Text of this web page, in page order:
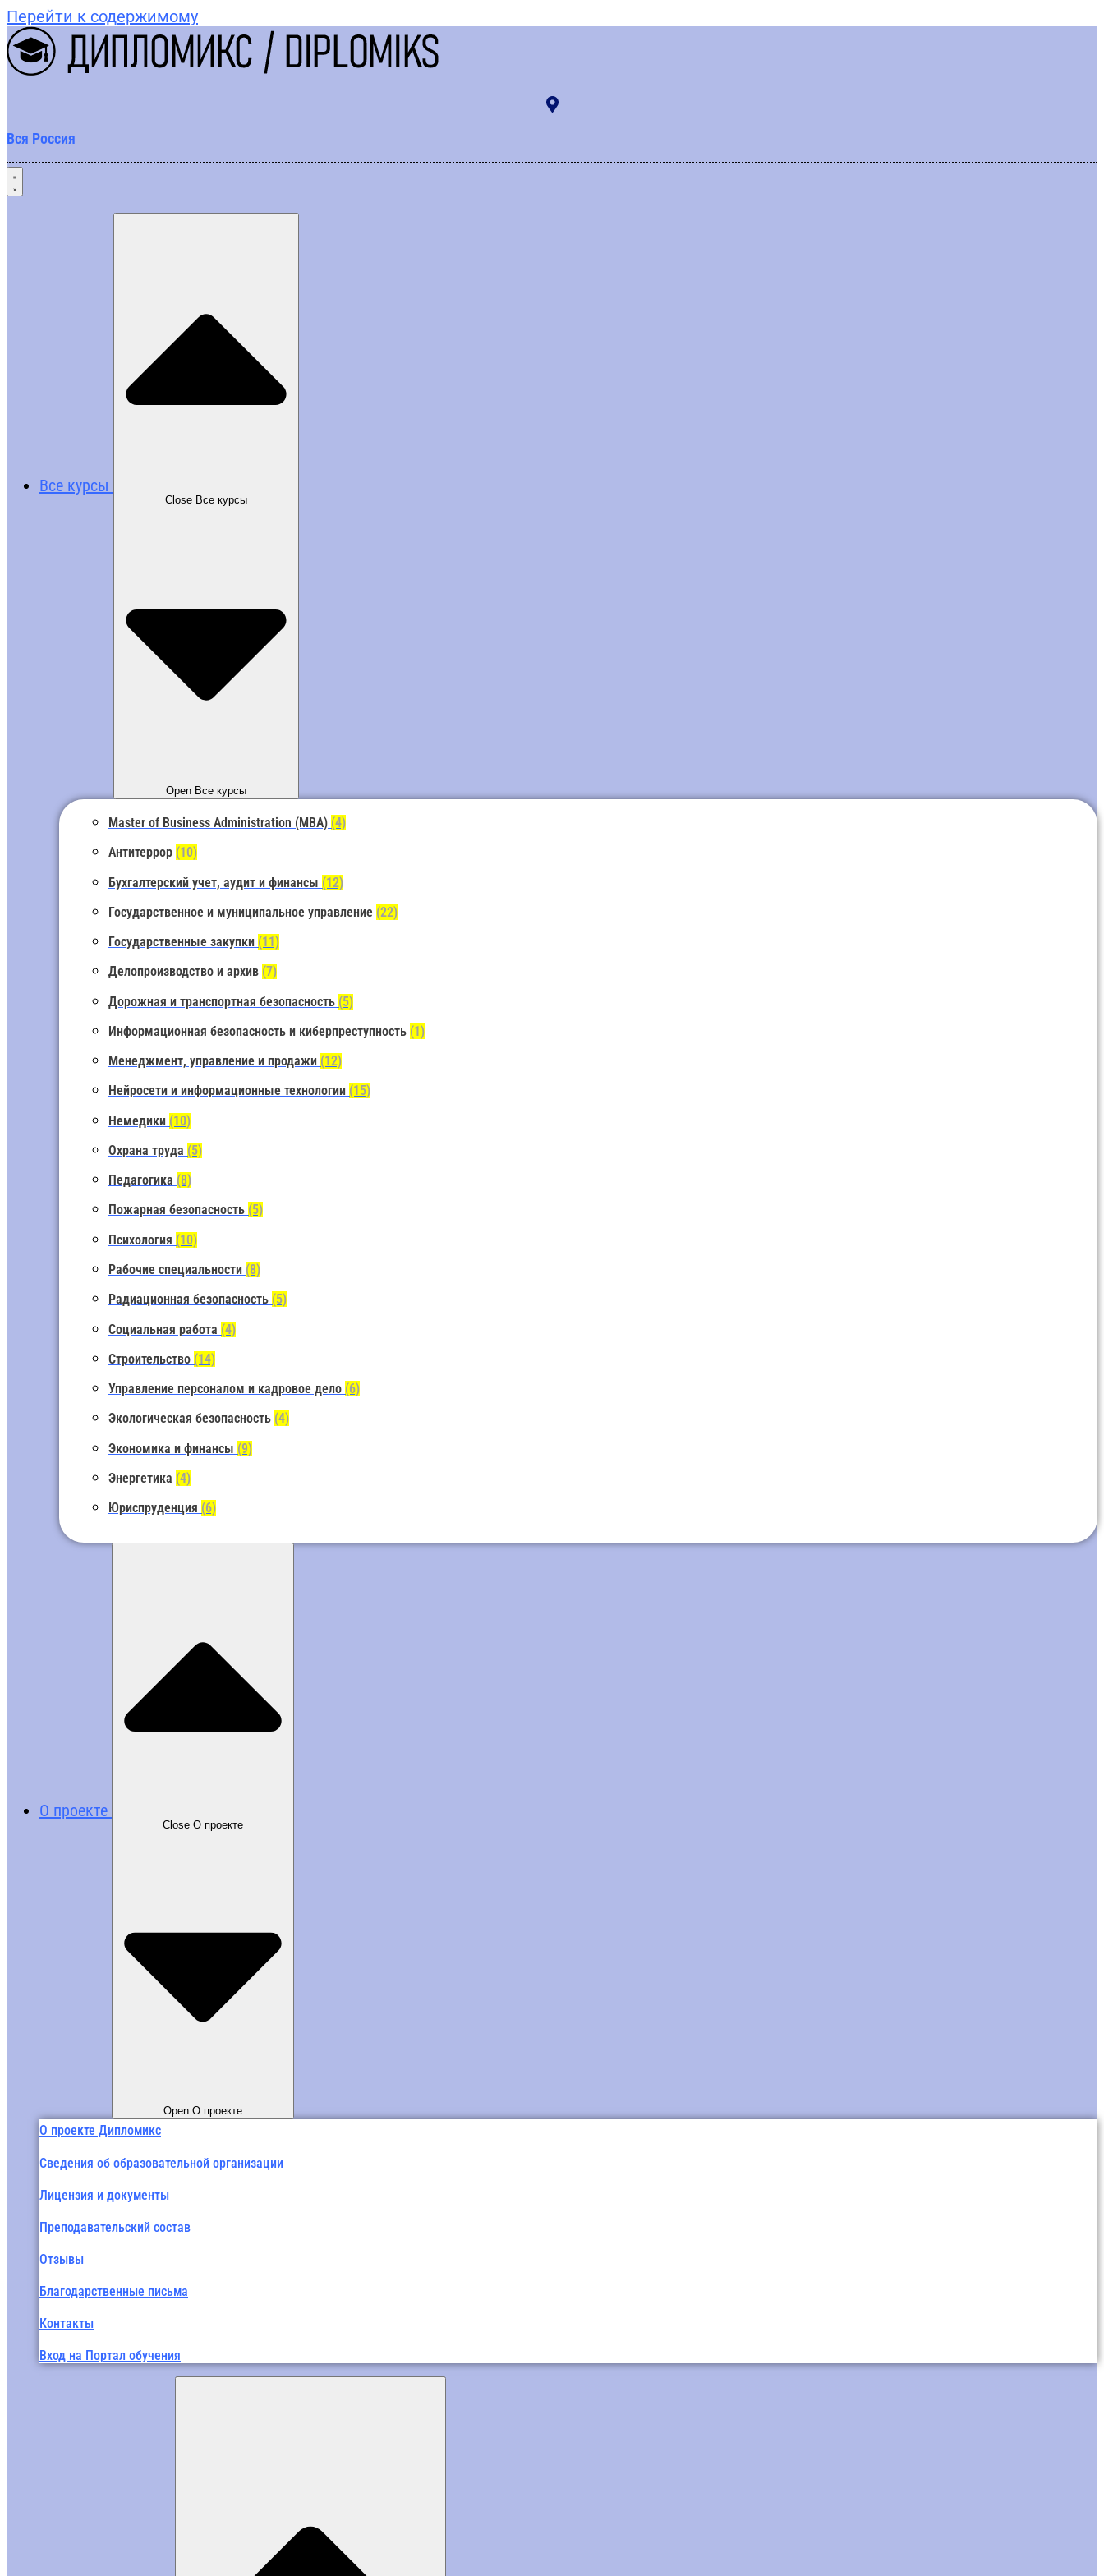
Перейти к содержимому
Вся Россия
Все курсы
Close Все курсы
Open Все курсы
Master of Business Administration (MBA) (4)
Антитеррор (10)
Бухгалтерский учет, аудит и финансы (12)
Государственное и муниципальное управление (22)
Государственные закупки (11)
Делопроизводство и архив (7)
Дорожная и транспортная безопасность (5)
Информационная безопасность и киберпреступность (1)
Менеджмент, управление и продажи (12)
Нейросети и информационные технологии (15)
Немедики (10)
Охрана труда (5)
Педагогика (8)
Пожарная безопасность (5)
Психология (10)
Рабочие специальности (8)
Радиационная безопасность (5)
Социальная работа (4)
Строительство (14)
Управление персоналом и кадровое дело (6)
Экологическая безопасность (4)
Экономика и финансы (9)
Энергетика (4)
Юриспруденция (6)
О проекте
Close О проекте
Open О проекте
О проекте Дипломикс
Сведения об образовательной организации
Лицензия и документы
Преподавательский состав
Отзывы
Благодарственные письма
Контакты
Вход на Портал обучения